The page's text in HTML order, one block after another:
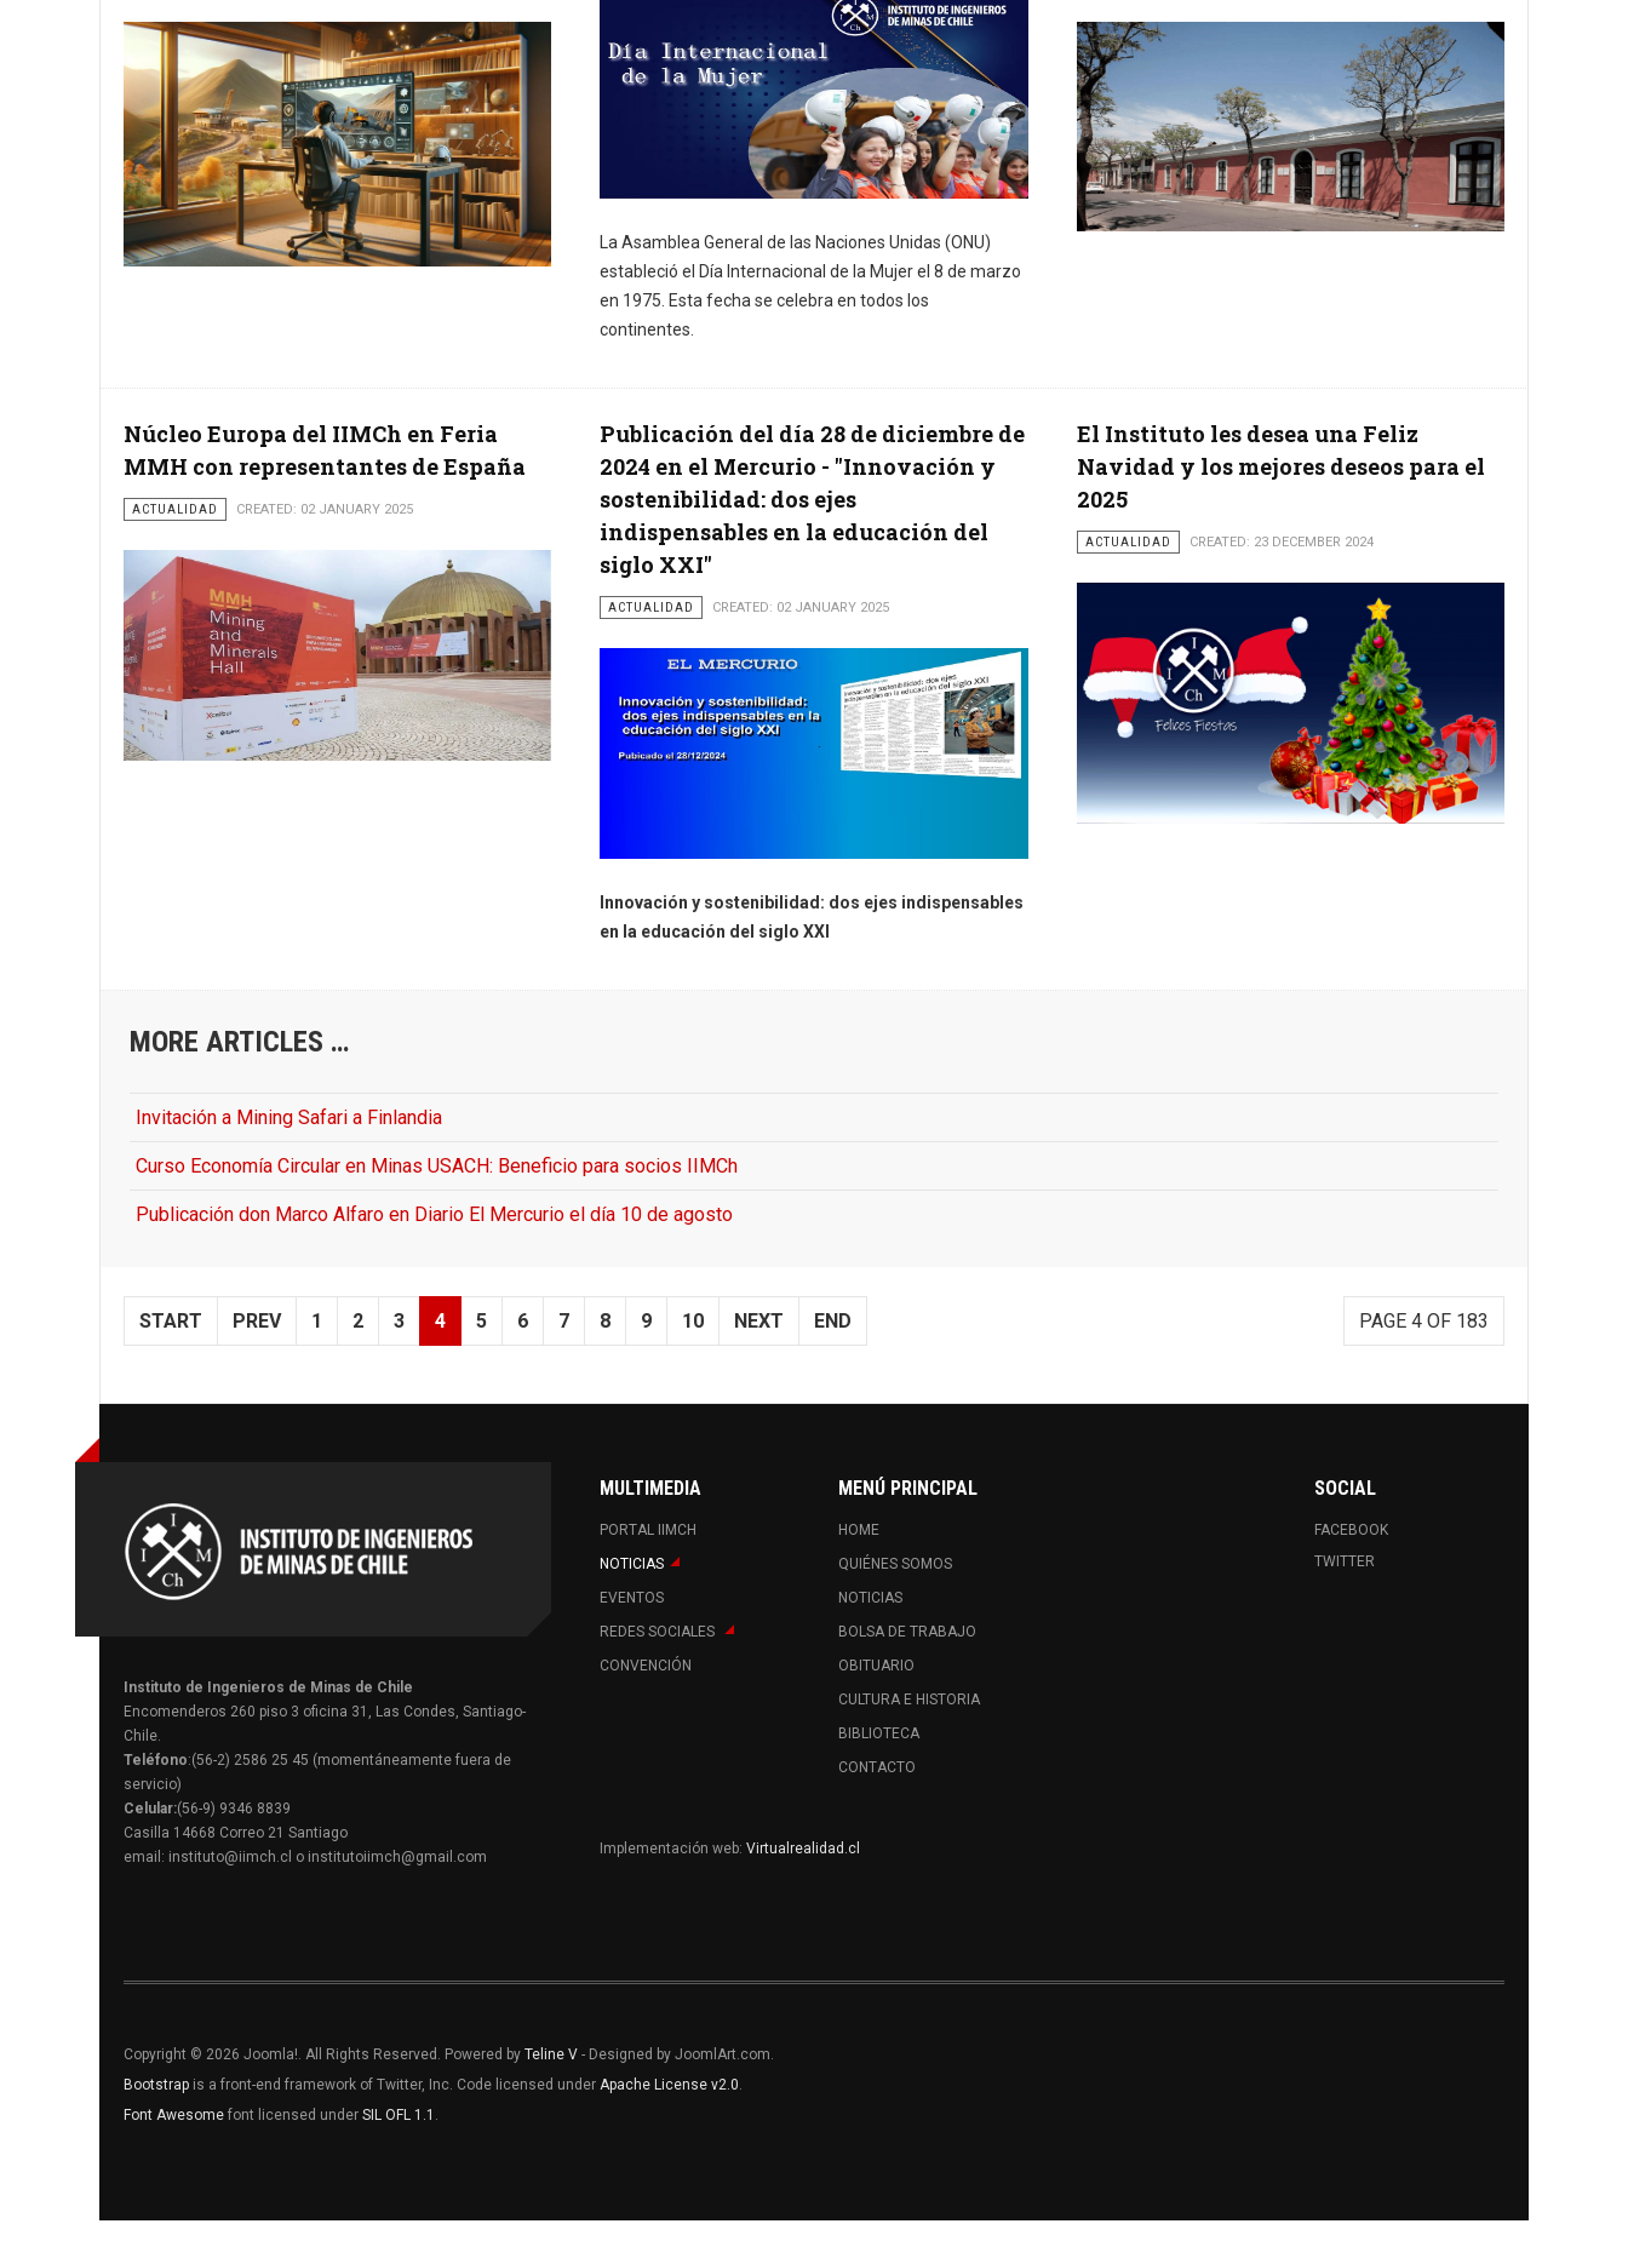
La Asamblea General de las Naciones Unidas (ONU)
estableció el Día Internacional de la Mujer el 8 de marzo
en 1975. Esta fecha se celebra en todos los
continentes.
Núcleo Europa del IIMCh en Feria
MMH con representantes de España
ACTUALIDAD CREATED: 02 JANUARY 2025
Publicación del día 28 de diciembre de
2024 en el Mercurio - "Innovación y
sostenibilidad: dos ejes
indispensables en la educación del
siglo XXI"
ACTUALIDAD CREATED: 02 JANUARY 2025
Innovación y sostenibilidad: dos ejes indispensables
en la educación del siglo XXI
El Instituto les desea una Feliz
Navidad y los mejores deseos para el
2025
ACTUALIDAD CREATED: 23 DECEMBER 2024
MORE ARTICLES …
Invitación a Mining Safari a Finlandia
Curso Economía Circular en Minas USACH: Beneficio para socios IIMCh
Publicación don Marco Alfaro en Diario El Mercurio el día 10 de agosto
PAGE 4 OF 183
START PREV 1 2 3 4 5 6 7 8 9 10 NEXT END
Instituto de Ingenieros de Minas de Chile
Encomenderos 260 piso 3 oficina 31, Las Condes, Santiago-
Chile.
Teléfono:(56-2) 2586 25 45 (momentáneamente fuera de
servicio)
Celular:(56-9) 9346 8839
Casilla 14668 Correo 21 Santiago
email: instituto@iimch.cl o institutoiimch@gmail.com
MULTIMEDIA
PORTAL IIMCH
NOTICIAS
EVENTOS
REDES SOCIALES
CONVENCIÓN
MENÚ PRINCIPAL
HOME
QUIÉNES SOMOS
NOTICIAS
BOLSA DE TRABAJO
OBITUARIO
CULTURA E HISTORIA
BIBLIOTECA
CONTACTO
SOCIAL
FACEBOOK
TWITTER
Implementación web:Virtualrealidad.cl
Copyright © 2026 Joomla!. All Rights Reserved. Powered by Teline V - Designed by JoomlArt.com.
Bootstrap is a front-end framework of Twitter, Inc. Code licensed under Apache License v2.0
Font Awesome font licensed under SIL OFL 1.1